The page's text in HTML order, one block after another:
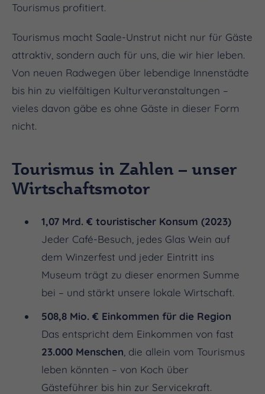
Tourismus profitiert.
Tourismus macht Saale-Unstrut nicht nur für Gäste
attraktiv, sondern auch für uns, die wir hier leben.
Von neuen Radwegen über lebendige Innenstädte
bis hin zu vielfältigen Kulturveranstaltungen –
vieles davon gäbe es ohne Gäste in dieser Form
nicht.
Tourismus in Zahlen – unser
Wirtschaftsmotor
1,07 Mrd. € touristischer Konsum (2023)
Jeder Café-Besuch, jedes Glas Wein auf
dem Winzerfest und jeder Eintritt ins
Museum trägt zu dieser enormen Summe
bei – und stärkt unsere lokale Wirtschaft.
508,8 Mio. € Einkommen für die Region
Das entspricht dem Einkommen von fast
23.000 Menschen , die allein vom Tourismus
leben könnten – von Koch über
Gästeführer bis hin zur Servicekraft.